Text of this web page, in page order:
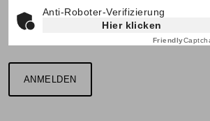
Anti-Roboter-Verifizierung
Hier klicken
Friendly
ANMELDEN